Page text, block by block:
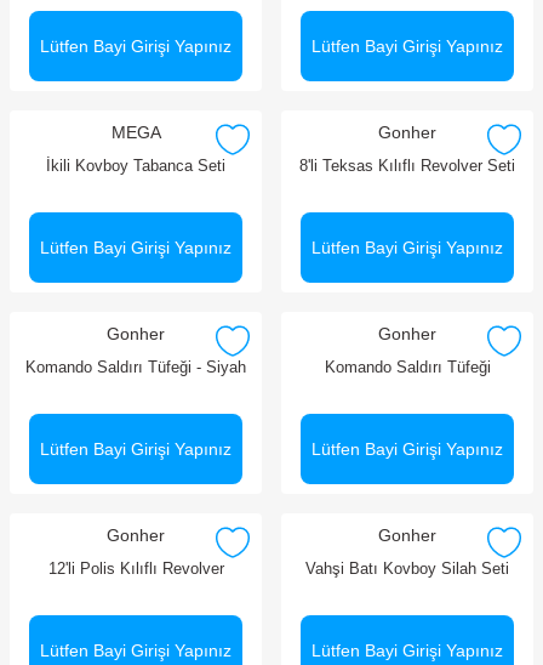
Lütfen Bayi Girişi Yapınız Lütfen Bayi Girişi Yapınız
MEGA
İkili Kovboy Tabanca Seti
Lütfen Bayi Girişi Yapınız
Gonher
8'li Teksas Kılıflı Revolver Seti
Lütfen Bayi Girişi Yapınız
Gonher
Komando Saldırı Tüfeği - Siyah
Lütfen Bayi Girişi Yapınız
Gonher
Komando Saldırı Tüfeği
Lütfen Bayi Girişi Yapınız
Gonher
12'li Polis Kılıflı Revolver
Lütfen Bayi Girişi Yapınız
Gonher
Vahşi Batı Kovboy Silah Seti
Lütfen Bayi Girişi Yapınız